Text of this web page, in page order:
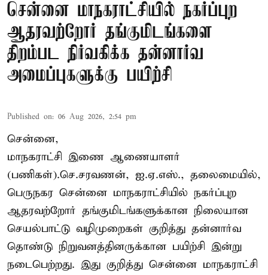
சென்னை மாநகராட்சியில் நகர்ப்புற
ஆதரவற்றோர் தங்குமிடங்களை
திறம்பட நிர்வகிக்க தன்னார்வ
அமைப்புகளுக்கு பயிற்சி
Published on: 06 Aug 2026, 2:54 pm
சென்னை,
மாநகராட்சி இணை ஆணையாளர்
(பணிகள்).செ.சரவணன், ஐ.ஏ.எஸ்., தலைமையில்,
பெருநகர சென்னை மாநகராட்சியில் நகர்ப்புற
ஆதரவற்றோர் தங்குமிடங்களுக்கான நிலையான
செயல்பாட்டு வழிமுறைகள் குறித்து தன்னார்வ
தொண்டு நிறுவனத்தினருக்கான பயிற்சி இன்று
நடைபெற்றது. இது குறித்து சென்னை மாநகராட்சி